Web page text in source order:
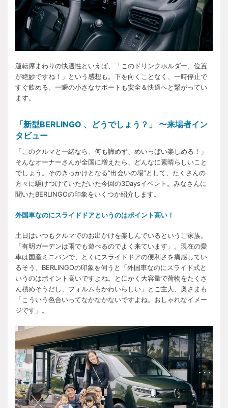
運転席まわりの快適性といえば、「このドリンクホルダー、位置
が絶妙ですね！」という感想も。下を向くことなく、一時停止で
すぐ飲める。一瞬の小さなサポートも安全＆快適へと繋がってい
ます。
「新型BERLINGO 、どうでしょう？」 〜来場者イン
タビュー
「このクルマと一緒なら、何も諦めず、めいっぱい楽しめる！」
そんなオーナーさんが全国に増えたら、どんなに素晴らしいこと
でしょう。そのきっかけとなる“出会いの場”として、たくさんの
方々に駆けつけていただいた今回の3Daysイベント。みなさんに
聞いたBERLINGOの印象をいくつか紹介します。
外国車なのにスライドドアというのはポイント高い！
土日はいつもクルマでのお出かけを楽しんでいるというご家族。
「有明ガーデンは雨でも遊べるのでよく来ています」。現在の愛
車は国産ミニバンで、とくにスライドドアの便利さを痛感してい
るそう。BERLINGOの印象を伺うと「外国車なのにスライド式と
いうのはポイント高いですよね。とにかく大容量で荷物をたくさ
ん積めそうだし、フォルムもかわいらしい」とご主人、奥さまも
「こういう色合いってなかなかないですよね。おしゃれなイメー
ジです」。